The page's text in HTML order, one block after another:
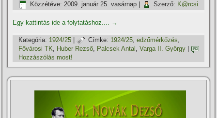
Közzétéve: 2009. január 25. vasárnap Szerző: K@rcsi
Egy kattintás ide a folytatáshoz.... →
Kategória: 1924/25 | Címke: 1924/25,edzőmérkőzés,
Fővárosi TK, Huber Rezső, Palcsek Antal ,Varga II. György
Hozzászólás most!